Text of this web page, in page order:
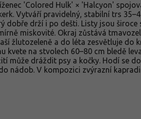
'Colored Hulk' × 'Halcyon'
Vytváří pravidelný, stabilní trs
dobře drží i po dešti. Listy jsou široce
miskovité. Okraj zůstává
žlutozeleně a do léta zesvětluje do
kvete na stvolech 60–80 cm bledě
může dráždit psy a kočky. Hodí se
nádob. V kompozici zvýrazní